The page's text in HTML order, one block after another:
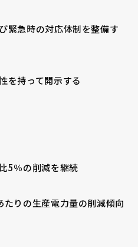
緊急時の対応体制を整備す
を持って開示する
5％の削減を継続
りの生産電力量の削減傾向